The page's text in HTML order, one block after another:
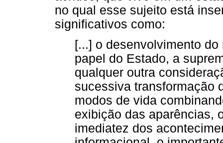
no qual esse sujeito está
significativos como:
[...] o desenvolvimento
papel do Estado, a
qualquer outra
sucessiva transformação
modos de vida
exibição das aparências,
imediatez dos